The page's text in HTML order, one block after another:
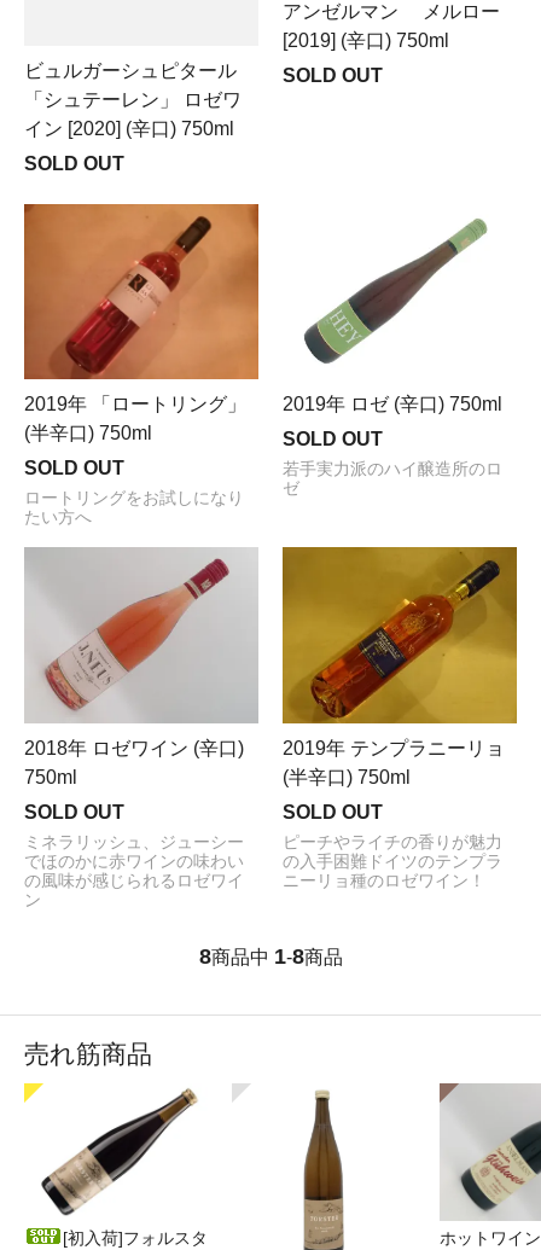
ビュルガーシュピタール
「シュテーレン」 ロゼワ
イン [2020] (辛口) 750ml
SOLD OUT
アンゼルマン メルロー
[2019] (辛口) 750ml
SOLD OUT
2019年 「ロートリング」
(半辛口) 750ml
SOLD OUT
ロートリングをお試しになり
たい方へ
2019年 ロゼ (辛口) 750ml
SOLD OUT
若手実力派のハイ醸造所のロ
ゼ
2018年 ロゼワイン (辛口)
750ml
SOLD OUT
ミネラリッシュ、ジューシー
でほのかに赤ワインの味わい
の風味が感じられるロゼワイ
ン
2019年 テンプラニーリョ
(半辛口) 750ml
SOLD OUT
ピーチやライチの香りが魅力
の入手困難ドイツのテンプラ
ニーリョ種のロゼワイン！
8商品中 1-8商品
売れ筋商品
[初入荷]フォルスタ
ホットワイ